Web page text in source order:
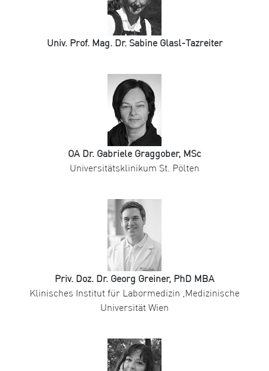
Univ. Prof. Mag. Dr. Sabine Glasl-Tazreiter
OA Dr. Gabriele Graggober, MSc
Universitätsklinikum St. Pölten
Priv. Doz. Dr. Georg Greiner, PhD MBA
Klinisches Institut für Labormedizin ,Medizinische
Universität Wien